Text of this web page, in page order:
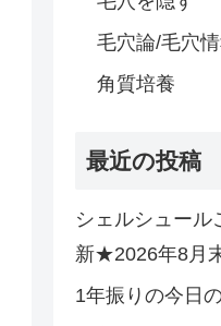
毛穴論/毛穴
角質培養
最近の投稿
シェルシュール
新★2026年8月
1年振りの今日